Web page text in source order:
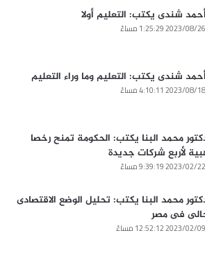
شندى يكتب: التعليم أولا
2023/08/26 1:25:29 مساءً
شندى يكتب: التعليم وما وراء التعليم
2023/08/18 4:10:11 مساءً
محمد البنا يكتب: الحكومة تمنح رخصا
لأربع شركات جديدة
2023/02/22 9:39:19 مساءً
محمد البنا يكتب: تحليل الوضع الاقتصادى
فى مصر
2023/02/09 12:52:12 مساءً